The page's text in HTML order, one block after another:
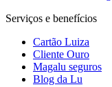
Serviços e benefícios
Cartão Luiza
Cliente Ouro
Magalu seguros
Blog da Lu